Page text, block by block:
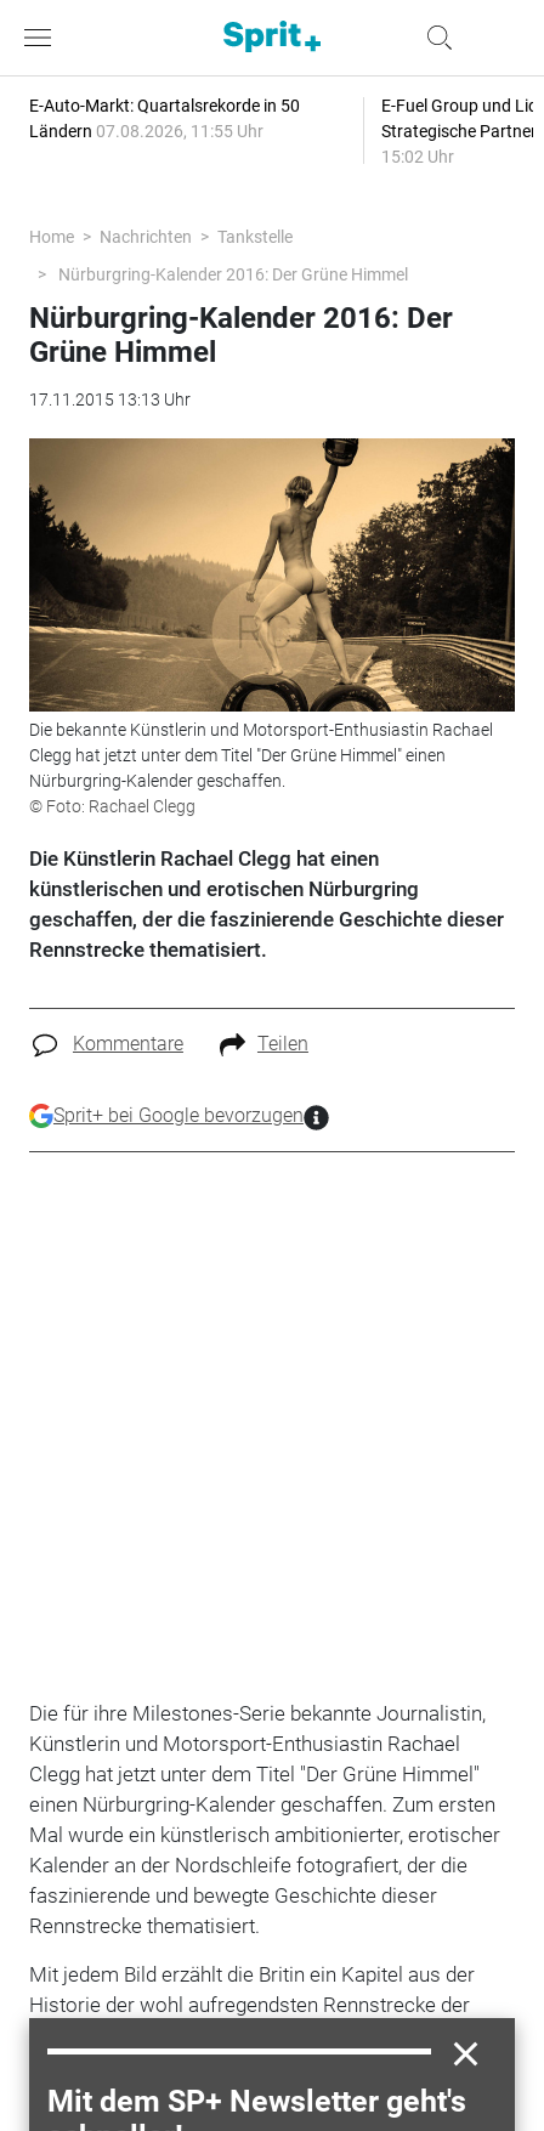
E-Auto-Markt: Quartalsrekorde in 50
Ländern 07.08.2026, 11:55 Uhr
E-Fuel Group und
Strategische
15:02 Uhr
Home Nachrichten
Tankstelle
Nürburgring-Kalender 2016: Der Grüne Himmel
Nürburgring-Kalender 2016: Der
Grüne Himmel
17.11.2015 13:13 Uhr
Die bekannte Künstlerin und Motorsport-Enthusiastin Rachael
Clegg hat jetzt unter dem Titel "Der Grüne Himmel" einen
Nürburgring-Kalender geschaffen.
© Foto: Rachael Clegg
Die Künstlerin Rachael Clegg hat einen
künstlerischen und erotischen Nürburgring
geschaffen, der die faszinierende Geschichte dieser
Rennstrecke thematisiert.
Kommentare Teilen
Sprit+ bei Google bevorzugen
Mit dem SP+ Newsletter geht's
Die für ihre Milestones-Serie bekannte Journalistin,
Künstlerin und Motorsport-Enthusiastin Rachael
Clegg hat jetzt unter dem Titel "Der Grüne Himmel"
einen Nürburgring-Kalender geschaffen. Zum ersten
Mal wurde ein künstlerisch ambitionierter, erotischer
Kalender an der Nordschleife fotografiert, der die
faszinierende und bewegte Geschichte dieser
Rennstrecke thematisiert.
Mit jedem Bild erzählt die Britin ein Kapitel aus der
Historie der wohl aufregendsten Rennstrecke der
Himmel durch die ruhmreiche Vergangenheit der
Nordschleife, sodass ein Kalenderjahr einer 22,8
Kilometer langen Runde entspricht.